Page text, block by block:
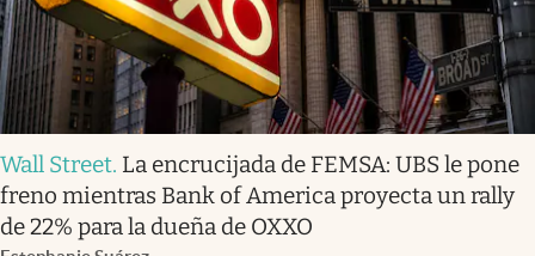
Wall Street. La encrucijada de FEMSA: UBS le pone
freno mientras Bank of America proyecta un rally
de 22% para la dueña de OXXO